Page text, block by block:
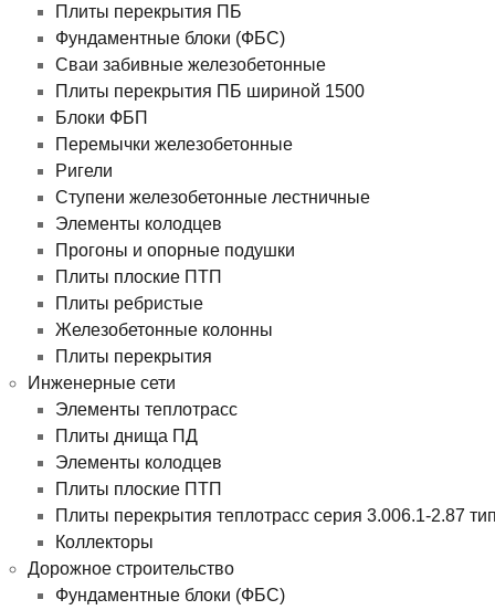
Плиты перекрытия ПБ
Фундаментные блоки (ФБС)
Сваи забивные железобетонные
Плиты перекрытия ПБ шириной 1500
Блоки ФБП
Перемычки железобетонные
Ригели
Ступени железобетонные лестничные
Элементы колодцев
Прогоны и опорные подушки
Плиты плоские ПТП
Плиты ребристые
Железобетонные колонны
Плиты перекрытия
Инженерные сети
Элементы теплотрасс
Плиты днища ПД
Элементы колодцев
Плиты плоские ПТП
Плиты перекрытия теплотрасс серия 3.006.1-2.87
Коллекторы
Дорожное строительство
Фундаментные блоки (ФБС)